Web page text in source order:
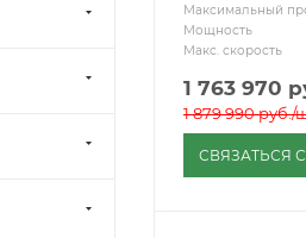
Максимальный
Мощность
Макс. скорость
1 763 970
1 879 990руб./
СВЯЗАТЬСЯ